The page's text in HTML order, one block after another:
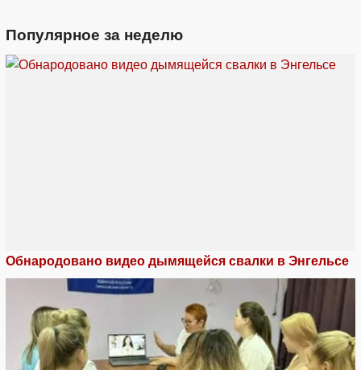
Популярное за неделю
Обнародовано видео дымящейся свалки в Энгельсе